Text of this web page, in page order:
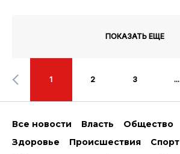
ПОКАЗАТЬ ЕЩЕ
1 2 3 ...
Все новости Власть Общество
Здоровье
Происшествия Спорт